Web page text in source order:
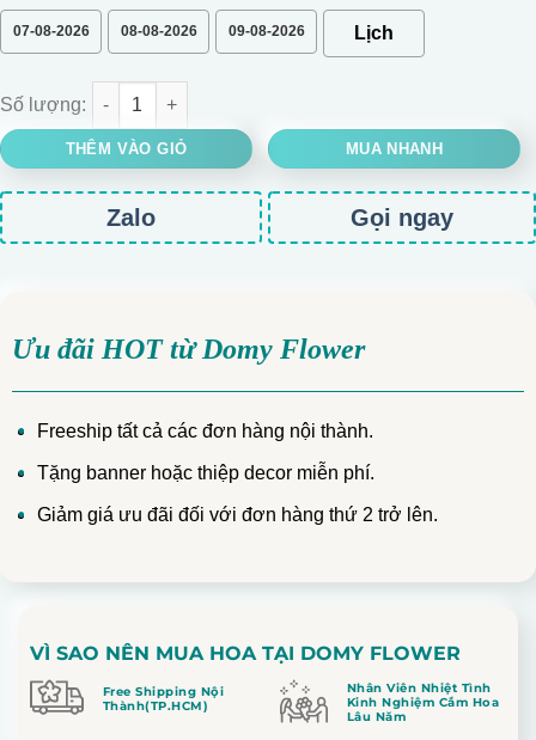
07-08-2026 08-08-2026 09-08-2026
LẴNG HOA HỒNG TẶNG KHAI TRƯƠNG MIX NHIỀU LOẠI số
THÊM VÀO GIỎ MUA NHANH
Zalo Gọi ngay
Ưu đãi HOT từ Domy Flower
Freeship tất cả các đơn hàng nội thành.
Tặng banner hoặc thiệp decor miễn phí.
Giảm giá ưu đãi đối với đơn hàng thứ 2 trở lên.
VÌ SAO NÊN MUA HOA TẠI DOMY FLOWER
Free Shipping Nội
Thành(TP.HCM)
Nhân Viên Nhiệt Tình
Kinh Nghiệm Cắm Hoa
Lâu Năm